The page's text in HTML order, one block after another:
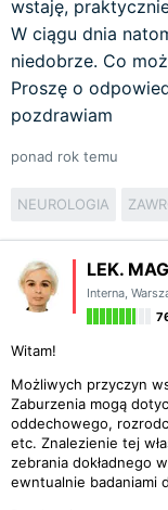
wstaję,
W ciągu dnia
niedobrze. Co
Proszę o
pozdrawiam
ponad rok temu
NEUROLOGIA
LEK.
Interna,
Witam!
Możliwych przyczyn
Zaburzenia mogą
oddechowego,
etc. Znalezienie tej
zebrania dokładnego
ewntualnie badaniami